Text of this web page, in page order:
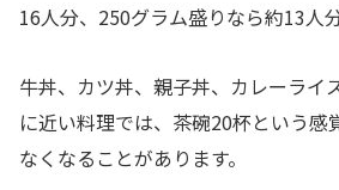
16人分、250グラム盛りなら約13人
牛丼、カツ丼、親子丼、カレーライ
に近い料理では、茶碗20杯という感
なくなることがあります。